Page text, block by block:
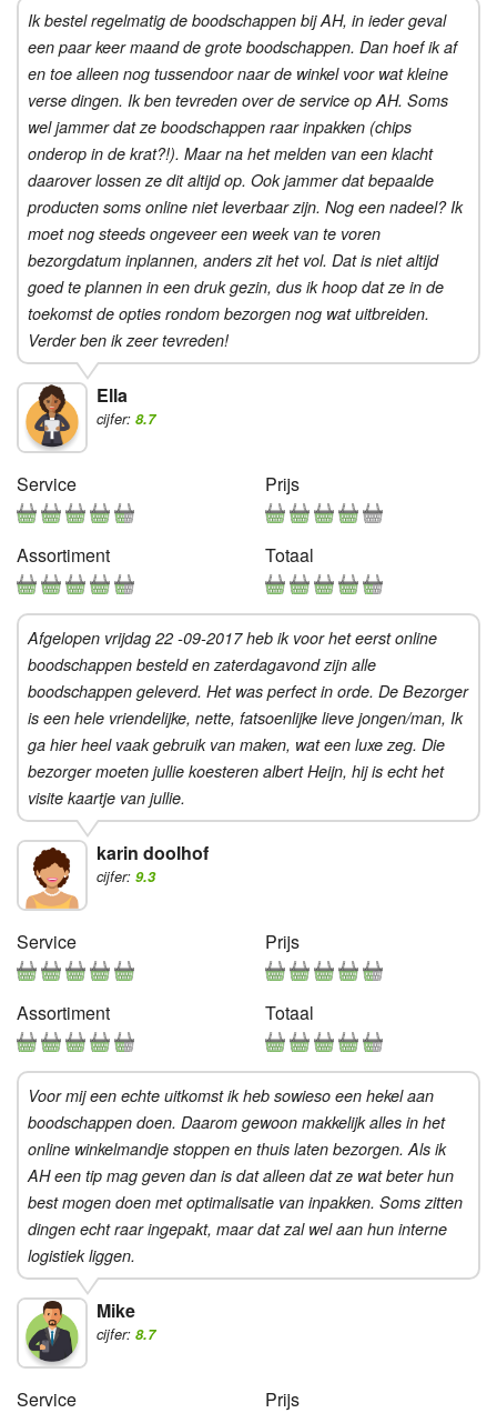
Ik bestel regelmatig de boodschappen bij AH, in ieder geval
een paar keer maand de grote boodschappen. Dan hoef ik af
en toe alleen nog tussendoor naar de winkel voor wat kleine
verse dingen. Ik ben tevreden over de service op AH. Soms
wel jammer dat ze boodschappen raar inpakken (chips
onderop in de krat?!). Maar na het melden van een klacht
daarover lossen ze dit altijd op. Ook jammer dat bepaalde
producten soms online niet leverbaar zijn. Nog een nadeel? Ik
moet nog steeds ongeveer een week van te voren
bezorgdatum inplannen, anders zit het vol. Dat is niet altijd
goed te plannen in een druk gezin, dus ik hoop dat ze in de
toekomst de opties rondom bezorgen nog wat uitbreiden.
Verder ben ik zeer tevreden!
Ella
cijfer: 8.7
Service Prijs
Assortiment Totaal
Afgelopen vrijdag 22 -09-2017 heb ik voor het eerst online
boodschappen besteld en zaterdagavond zijn alle
boodschappen geleverd. Het was perfect in orde. De Bezorger
is een hele vriendelijke, nette, fatsoenlijke lieve jongen/man, Ik
ga hier heel vaak gebruik van maken, wat een luxe zeg. Die
bezorger moeten jullie koesteren albert Heijn, hij is echt het
visite kaartje van jullie.
karin doolhof
cijfer: 9.3
Service Prijs
Assortiment Totaal
Voor mij een echte uitkomst ik heb sowieso een hekel aan
boodschappen doen. Daarom gewoon makkelijk alles in het
online winkelmandje stoppen en thuis laten bezorgen. Als ik
AH een tip mag geven dan is dat alleen dat ze wat beter hun
best mogen doen met optimalisatie van inpakken. Soms zitten
dingen echt raar ingepakt, maar dat zal wel aan hun interne
logistiek liggen.
Mike
cijfer: 8.7
Service Prijs